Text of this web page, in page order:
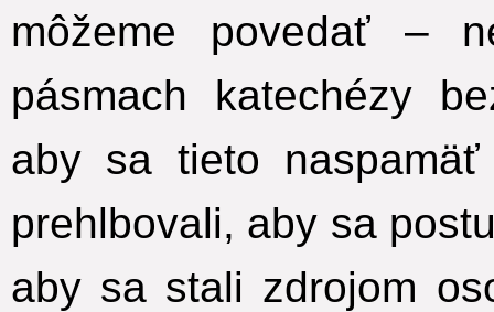
môžeme povedať –
pásmach katechézy
aby sa tieto
prehlbovali, aby sa
aby sa stali zdrojom